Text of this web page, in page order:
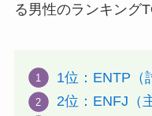
る男性のランキング
1位：ENTP（
2位：ENFJ（